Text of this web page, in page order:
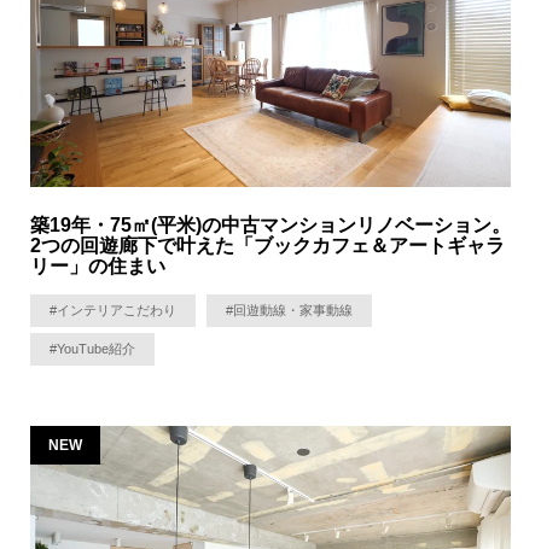
築19年・75㎡(平米)の中古マンションリノベーション。
2つの回遊廊下で叶えた「ブックカフェ＆アートギャラ
リー」の住まい
#インテリアこだわり #回遊動線・家事動線
#YouTube紹介
NEW